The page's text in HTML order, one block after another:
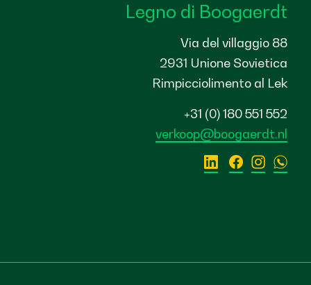
Legno di Boogaerdt
Via del villaggio 88
2931 Unione Sovietica
Rimpicciolimento al Lek
+31 (0) 180 551 552
verkoop@boogaerdt.nl